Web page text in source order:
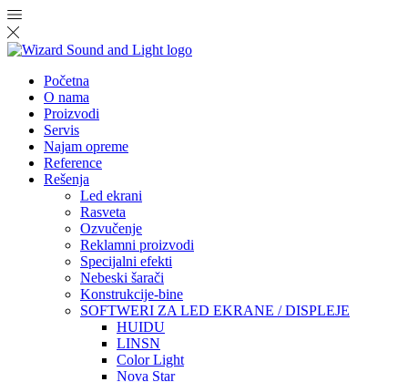
Početna
O nama
Proizvodi
Servis
Najam opreme
Reference
Rešenja
Led ekrani
Rasveta
Ozvučenje
Reklamni proizvodi
Specijalni efekti
Nebeski šarači
Konstrukcije-bine
SOFTWERI ZA LED EKRANE / DISPLEJE
HUIDU
LINSN
Color Light
Nova Star